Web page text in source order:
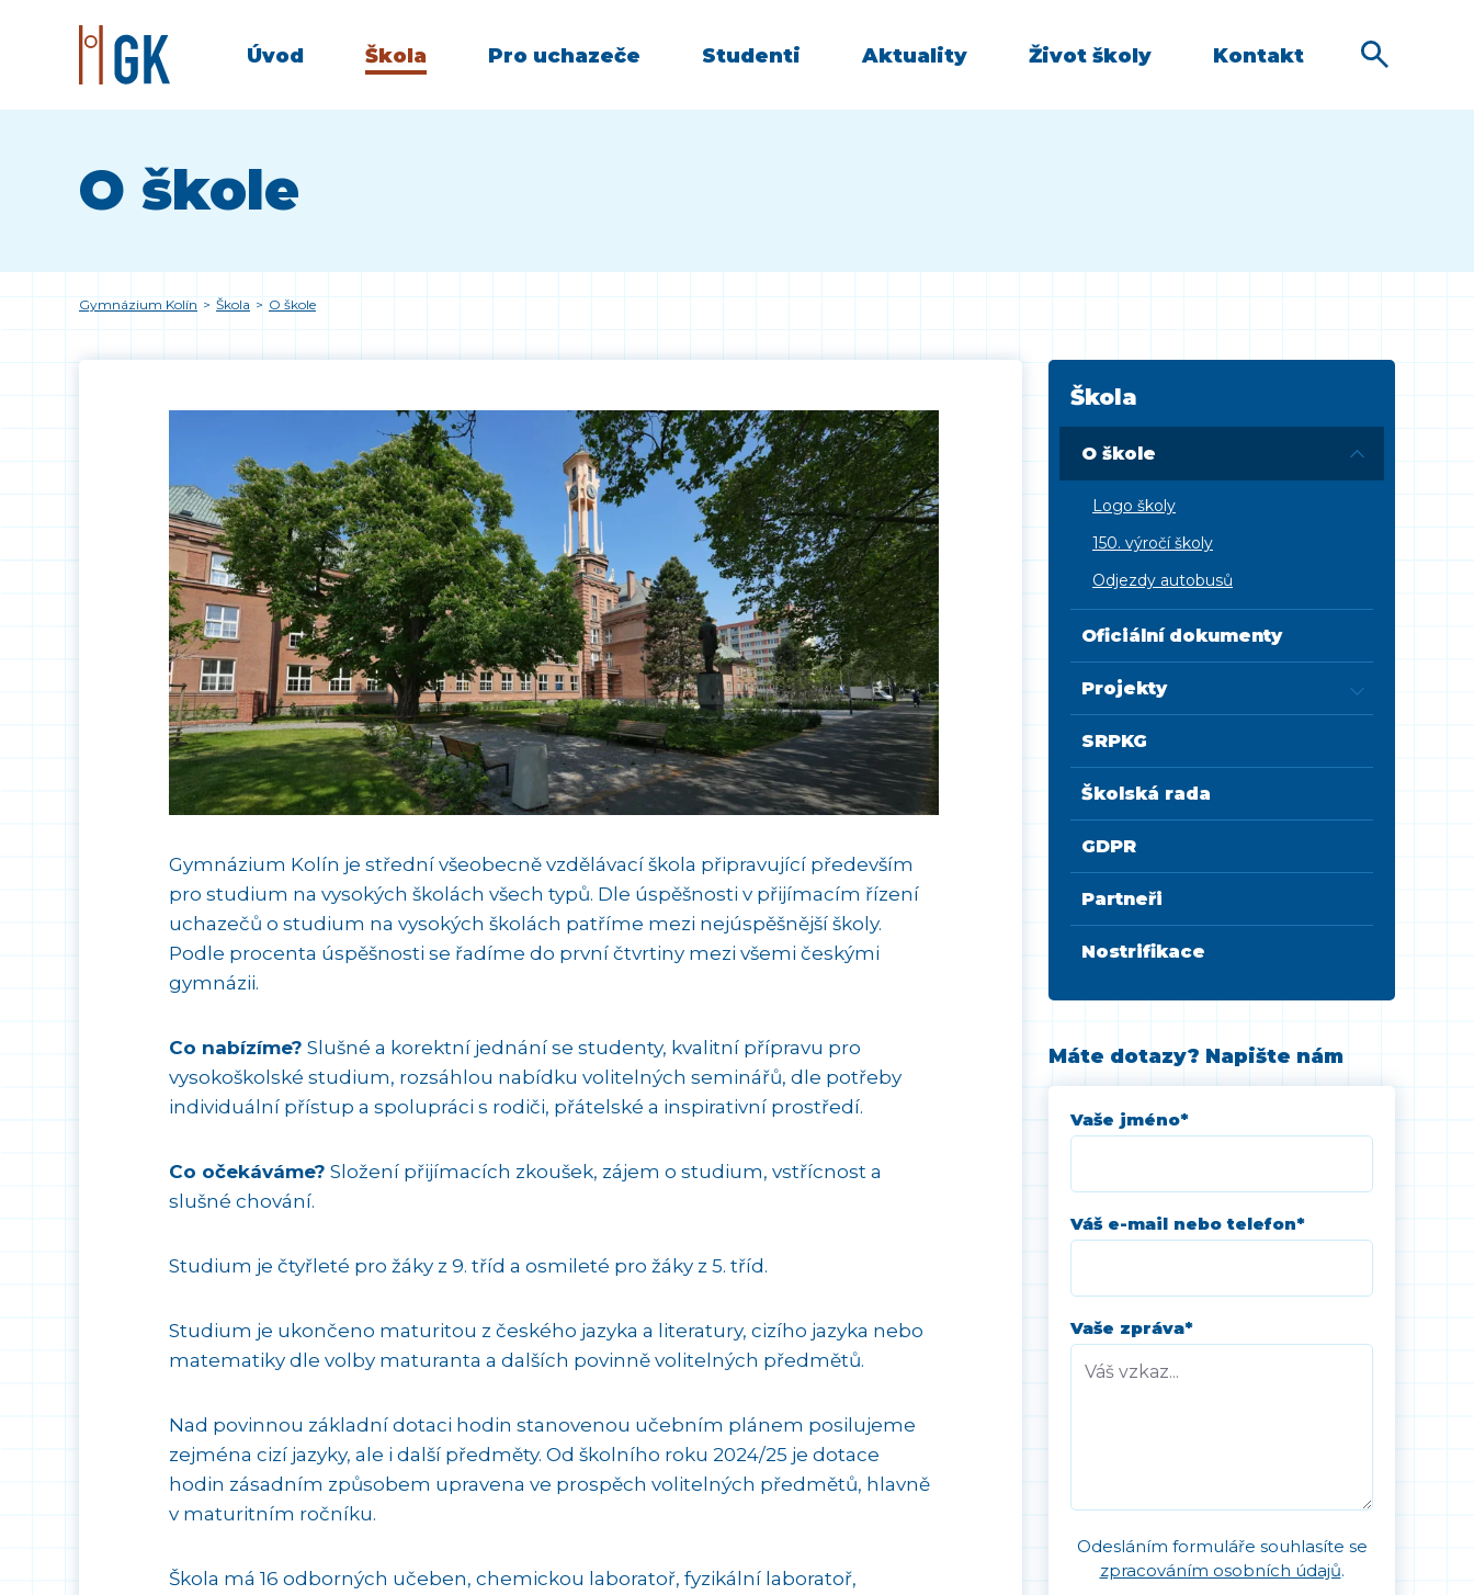
Úvod Škola Pro uchazeče Studenti Aktuality Život školy Kontakt
O škole
Gymnázium Kolín > Škola > O škole
Gymnázium Kolín je střední všeobecně vzdělávací škola připravující především
pro studium na vysokých školách všech typů. Dle úspěšnosti v přijímacím řízení
uchazečů o studium na vysokých školách patříme mezi nejúspěšnější školy.
Podle procenta úspěšnosti se řadíme do první čtvrtiny mezi všemi českými
gymnázii.
Co nabízíme? Slušné a korektní jednání se studenty, kvalitní přípravu pro
vysokoškolské studium, rozsáhlou nabídku volitelných seminářů, dle potřeby
individuální přístup a spolupráci s rodiči, přátelské a inspirativní prostředí.
Co očekáváme? Složení přijímacích zkoušek, zájem o studium, vstřícnost a
slušné chování.
Studium je čtyřleté pro žáky z 9. tříd a osmileté pro žáky z 5. tříd.
Studium je ukončeno maturitou z českého jazyka a literatury, cizího jazyka nebo
matematiky dle volby maturanta a dalších povinně volitelných předmětů.
Nad povinnou základní dotaci hodin stanovenou učebním plánem posilujeme
zejména cizí jazyky, ale i další předměty. Od školního roku 2024/25 je dotace
hodin zásadním způsobem upravena ve prospěch volitelných předmětů, hlavně
v maturitním ročníku.
Škola má 16 odborných učeben, chemickou laboratoř, fyzikální laboratoř,
Škola
O škole
Logo školy
150. výročí školy
Odjezdy autobusů
Oficiální dokumenty
Projekty
SRPKG
Školská rada
GDPR
Partneři
Nostrifikace
Máte dotazy? Napište nám
Vaše jméno*
Váš e-mail nebo telefon*
Vaše zpráva*
Odesláním formuláře souhlasíte se
zpracováním osobních údajů.